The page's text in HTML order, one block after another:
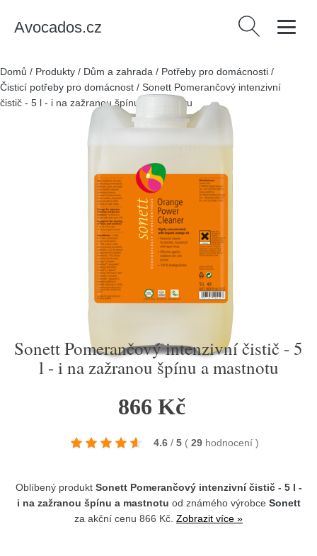
Avocados.cz Vyhledávání
Domů / Produkty / Dům a zahrada / Potřeby pro domácnosti /
Čisticí potřeby pro domácnost / Sonett Pomerančový intenzivní
čistič - 5 l - i na zažranou špínu a mastnotu
Sonett Pomerančový intenzivní čistič - 5
l - i na zažranou špínu a mastnotu
866 Kč
4.6 / 5 ( 29 hodnocení )
Oblíbený produkt Sonett Pomerančový intenzivní čistič - 5 l -
i na zažranou špínu a mastnotu od známého výrobce Sonett
za akční cenu 866 Kč. Zobrazit více »